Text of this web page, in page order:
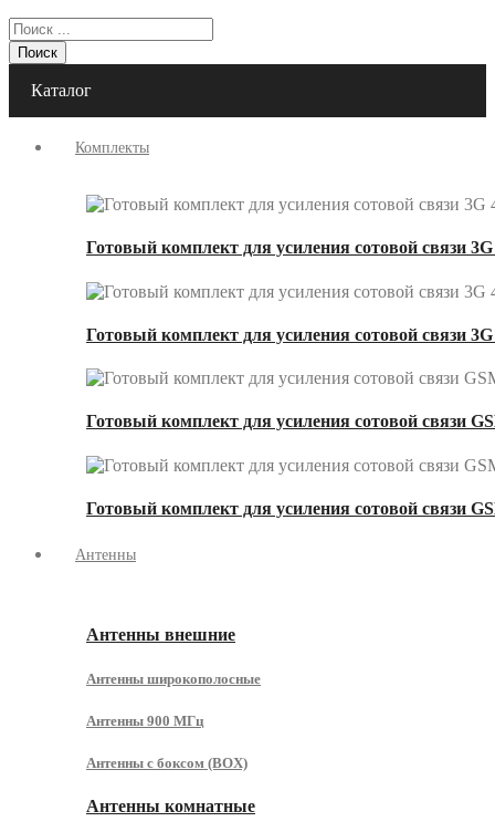
Поиск
Каталог
Комплекты
Готовый комплект для усиления сотовой связи
Готовый комплект для усиления сотовой связи
Готовый комплект для усиления сотовой связи
Готовый комплект для усиления сотовой связи
Антенны
Антенны внешние
Антенны широкополосные
Антенны 900 МГц
Антенны с боксом (BOX)
Антенны комнатные